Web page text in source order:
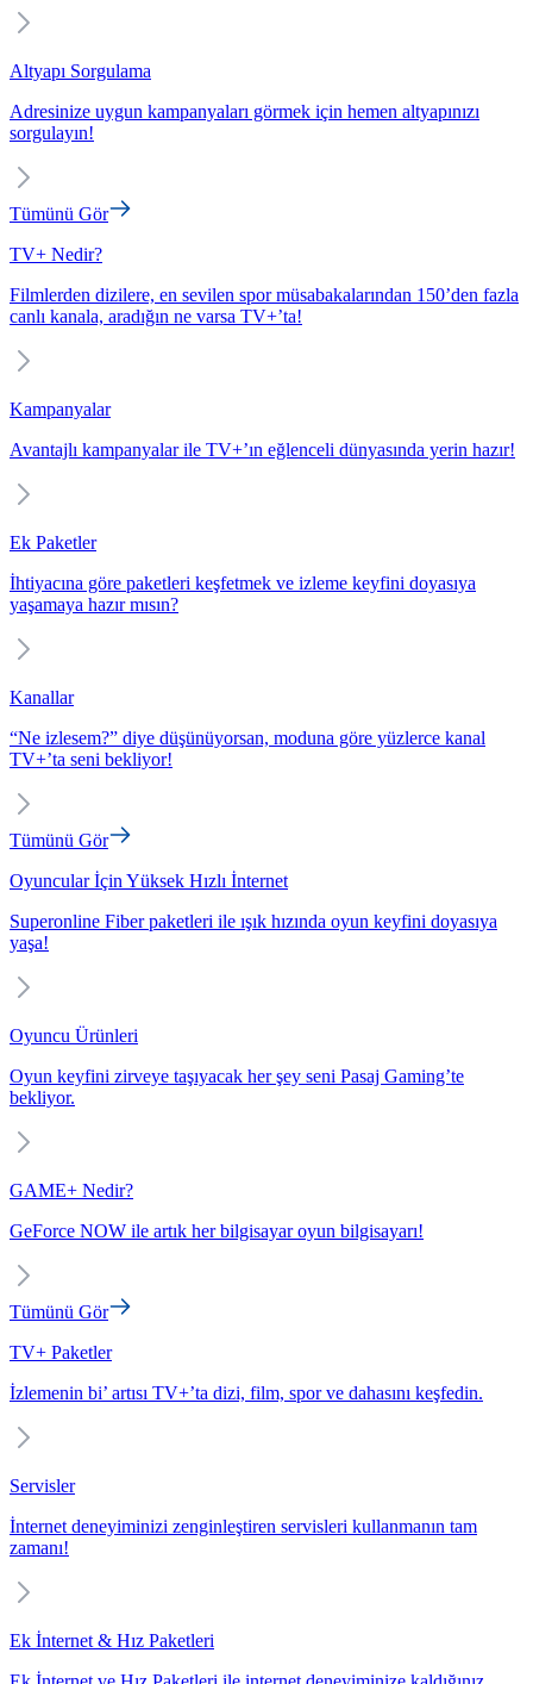
Altyapı Sorgulama
Adresinize uygun kampanyaları görmek için hemen altyapınızı
sorgulayın!
Tümünü Gör
TV+ Nedir?
Filmlerden dizilere, en sevilen spor müsabakalarından 150’den fazla
canlı kanala, aradığın ne varsa TV+’ta!
Kampanyalar
Avantajlı kampanyalar ile TV+’ın eğlenceli dünyasında yerin hazır!
Ek Paketler
İhtiyacına göre paketleri keşfetmek ve izleme keyfini doyasıya
yaşamaya hazır mısın?
Kanallar
“Ne izlesem?” diye düşünüyorsan, moduna göre yüzlerce kanal
TV+’ta seni bekliyor!
Tümünü Gör
Oyuncular İçin Yüksek Hızlı İnternet
Superonline Fiber paketleri ile ışık hızında oyun keyfini doyasıya
yaşa!
Oyuncu Ürünleri
Oyun keyfini zirveye taşıyacak her şey seni Pasaj Gaming’te
bekliyor.
GAME+ Nedir?
GeForce NOW ile artık her bilgisayar oyun bilgisayarı!
Tümünü Gör
TV+ Paketler
İzlemenin bi’ artısı TV+’ta dizi, film, spor ve dahasını keşfedin.
Servisler
İnternet deneyiminizi zenginleştiren servisleri kullanmanın tam
zamanı!
Ek İnternet & Hız Paketleri